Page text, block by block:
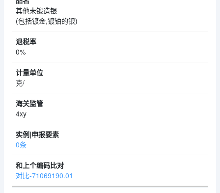
其他未锻造银
(包括镀金,镀铂的银)
0%
克/
4xy
0条
对比-71069190.01